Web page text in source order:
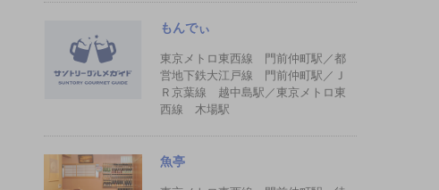
もんでぃ
東京メトロ東西線 門前仲町駅／都
営地下鉄大江戸線 門前仲町駅／Ｊ
Ｒ京葉線 越中島駅／東京メトロ東
西線 木場駅
魚亭